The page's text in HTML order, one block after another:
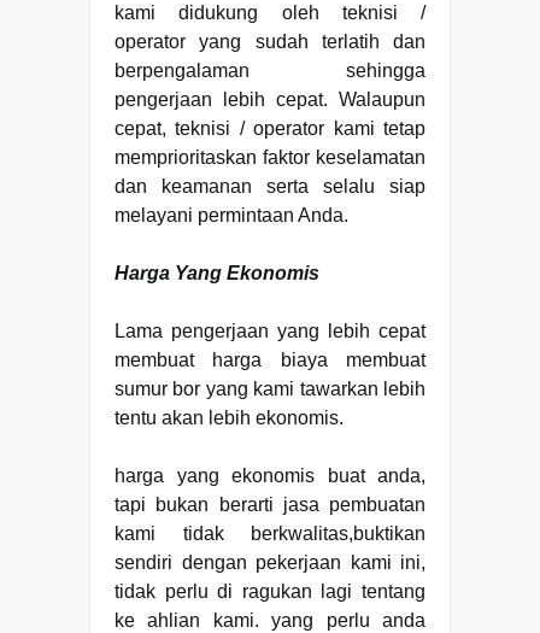
kami didukung oleh teknisi /
operator yang sudah terlatih dan
berpengalaman sehingga
pengerjaan lebih cepat. Walaupun
cepat, teknisi / operator kami tetap
memprioritaskan faktor keselamatan
dan keamanan serta selalu siap
melayani permintaan Anda.
Harga Yang Ekonomis
Lama pengerjaan yang lebih cepat
membuat harga biaya membuat
sumur bor yang kami tawarkan lebih
tentu akan lebih ekonomis.
harga yang ekonomis buat anda,
tapi bukan berarti jasa pembuatan
kami tidak berkwalitas,buktikan
sendiri dengan pekerjaan kami ini,
tidak perlu di ragukan lagi tentang
ke ahlian kami. yang perlu anda